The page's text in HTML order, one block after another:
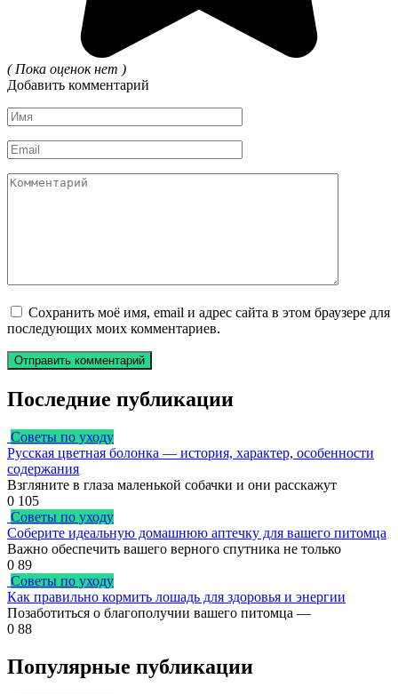
( Пока оценок нет )
Добавить комментарий
Имя
*
Email
*
Комментарий
Сохранить моё имя, email и адрес сайта в этом браузере для
последующих моих комментариев.
Последние публикации
Советы по уходу
Русская цветная болонка — история, характер, особенности
содержания
Взгляните в глаза маленькой собачки и они расскажут
0 105
Советы по уходу
Соберите идеальную домашнюю аптечку для вашего питомца
Важно обеспечить вашего верного спутника не только
0 89
Советы по уходу
Как правильно кормить лошадь для здоровья и энергии
Позаботиться о благополучии вашего питомца —
0 88
Популярные публикации